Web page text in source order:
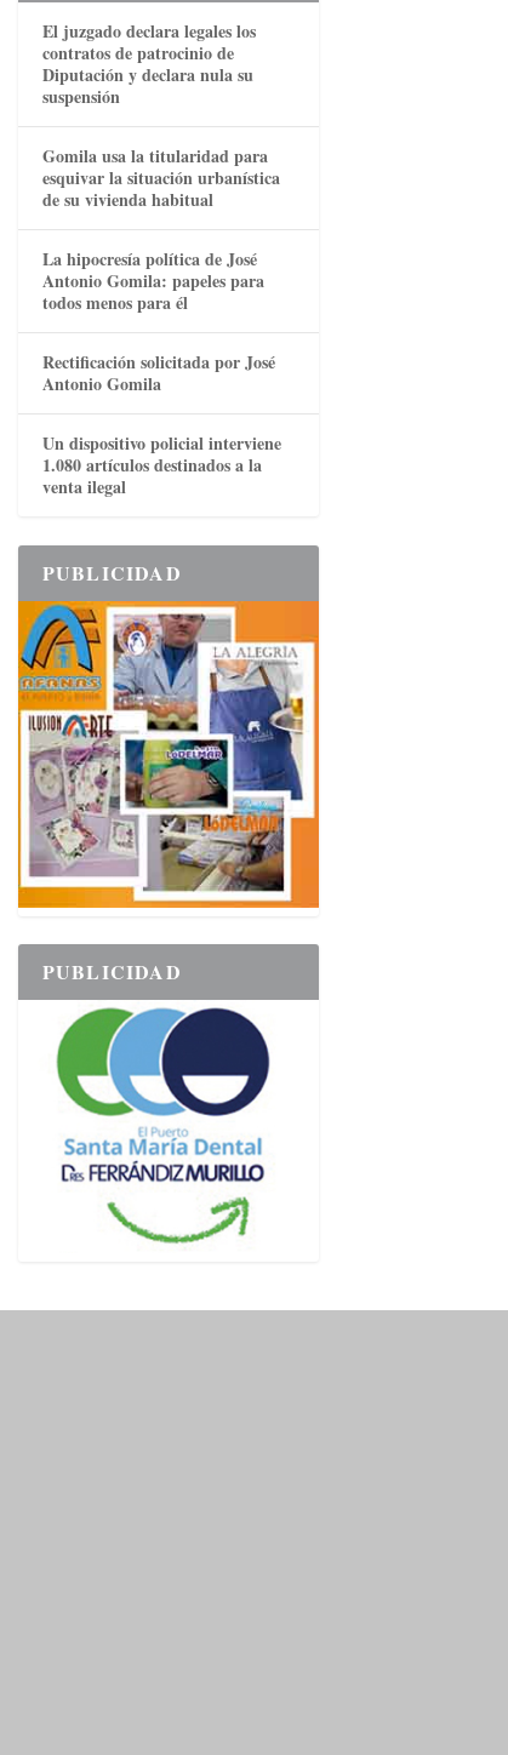
El juzgado declara legales los
contratos de patrocinio de
Diputación y declara nula su
suspensión
Gomila usa la titularidad para
esquivar la situación urbanística
de su vivienda habitual
La hipocresía política de José
Antonio Gomila: papeles para
todos menos para él
Rectificación solicitada por José
Antonio Gomila
Un dispositivo policial interviene
1.080 artículos destinados a la
venta ilegal
PUBLICIDAD
PUBLICIDAD